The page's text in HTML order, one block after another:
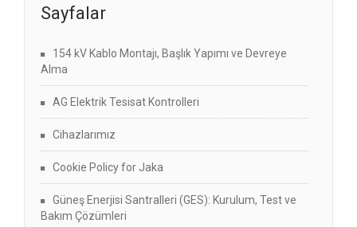
Sayfalar
154 kV Kablo Montajı, Başlık Yapımı ve Devreye
Alma
AG Elektrik Tesisat Kontrolleri
Cihazlarımız
Cookie Policy for Jaka
Güneş Enerjisi Santralleri (GES): Kurulum, Test ve
Bakım Çözümleri